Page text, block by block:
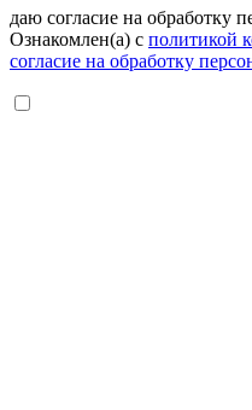
даю согласие на обработку
Ознакомлен(а) с политикой
согласие на обработку